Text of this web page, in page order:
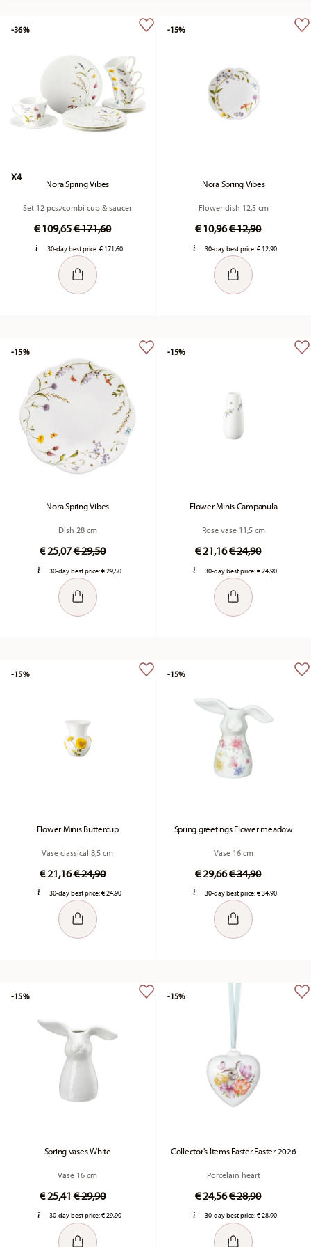
X4
Nora Spring Vibes
Set 12 pcs./combi cup & saucer
€ 109,65Price reduced from
€ 171,60to
30-day best price:€ 171,60
-36%
Nora Spring Vibes
Flower dish 12,5 cm
€ 10,96Price reduced
€ 12,90to
30-day best price:€ 12,90
-15%
Nora Spring Vibes
Dish 28 cm
€ 25,07Price reduced from
€ 29,50to
30-day best price:€ 29,50
-15%
Flower Minis Campanula
Rose vase 11,5 cm
€ 21,16Price reduced
€ 24,90to
30-day best price:€ 24,90
-15%
Flower Minis Buttercup
Vase classical 8,5 cm
€ 21,16Price reduced from
€ 24,90to
30-day best price:€ 24,90
-15%
Spring greetings Flower meadow
Vase 16 cm
€ 29,66Price reduced
€ 34,90to
30-day best price:€ 34,90
-15%
Spring vases White
Vase 16 cm
€ 25,41Price reduced from
€ 29,90to
30-day best price:€ 29,90
-15%
Collector's Items Easter Easter 2026
Porcelain heart
€ 24,56Price reduced
€ 28,90to
30-day best price:€ 28,90
-15%